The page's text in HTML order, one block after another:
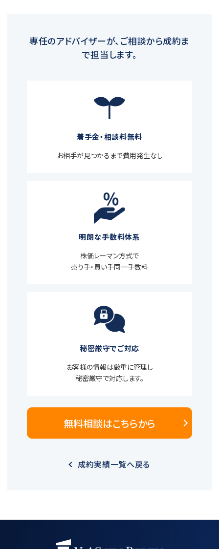
専任のアドバイザーが、ご相談から成約ま
で担当します。
着手金・相談料無料
お相手が見つかるまで費用発生なし
明朗な手数料体系
株価レーマン方式で
売り手・買い手同一手数料
秘密厳守でご対応
お客様の情報は厳重に管理し
秘密厳守で対応します。
無料相談はこちらから
成約実績一覧へ戻る